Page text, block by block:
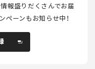
報盛りだくさんでお届
ペーンもお知らせ中！